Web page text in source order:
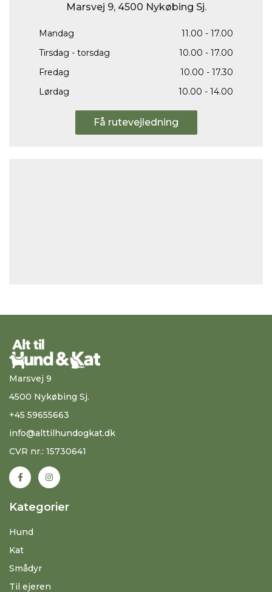
Marsvej 9, 4500 Nykøbing Sj.
Mandag
11.00 - 17.00
Tirsdag - torsdag
10.00 - 17.00
Fredag
10.00 - 17.30
Lørdag
10.00 - 14.00
Få rutevejledning
Marsvej 9
4500 Nykøbing Sj.
+45 59655663
info@alttilhundogkat.dk
CVR nr.: 15730641
Kategorier
Hund
Kat
Smådyr
Til ejeren